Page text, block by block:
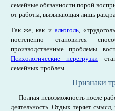
семейные обязанности порой
от работы, вызывающая лишь
Так же, как и алкоголь,
постепенно становится
производственные проблемы
Психологические перегрузки
семейных проблем.
Признаки
— Полная невозможность после
деятельность. Отдых теряет